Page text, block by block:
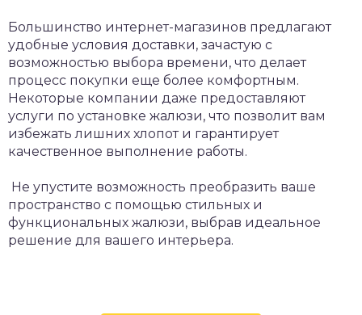
Большинство интернет-магазинов предлагают
удобные условия доставки, зачастую с
возможностью выбора времени, что делает
процесс покупки еще более комфортным.
Некоторые компании даже предоставляют
услуги по установке жалюзи, что позволит вам
избежать лишних хлопот и гарантирует
качественное выполнение работы.
Не упустите возможность преобразить ваше
пространство с помощью стильных и
функциональных жалюзи, выбрав идеальное
решение для вашего интерьера.